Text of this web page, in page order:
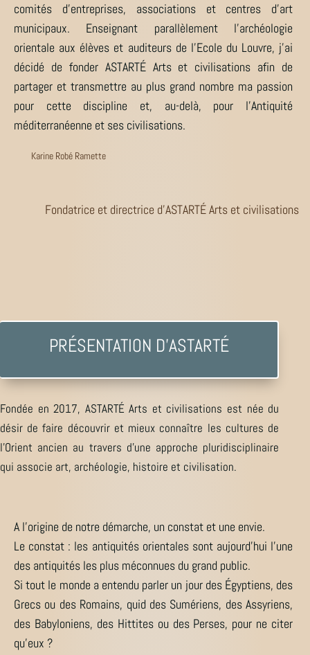
comités d’entreprises, associations et centres d’art
municipaux. Enseignant parallèlement l’archéologie
orientale aux élèves et auditeurs de l’Ecole du Louvre, j’ai
décidé de fonder ASTARTÉ Arts et civilisations afin de
partager et transmettre au plus grand nombre ma passion
pour cette discipline et, au-delà, pour l’Antiquité
méditerranéenne et ses civilisations.
Karine Robé Ramette
Fondatrice et directrice d’ASTARTÉ Arts et civilisations
PRÉSENTATION D’ASTARTÉ
Fondée en 2017, ASTARTÉ Arts et civilisations est née du
désir de faire découvrir et mieux connaître les cultures de
l’Orient ancien au travers d’une approche pluridisciplinaire
qui associe art, archéologie, histoire et civilisation.
A l’origine de notre démarche, un constat et une envie.
Le constat : les antiquités orientales sont aujourd’hui l’une
des antiquités les plus méconnues du grand public.
Si tout le monde a entendu parler un jour des Égyptiens, des
Grecs ou des Romains, quid des Sumériens, des Assyriens,
des Babyloniens, des Hittites ou des Perses, pour ne citer
qu’eux ?